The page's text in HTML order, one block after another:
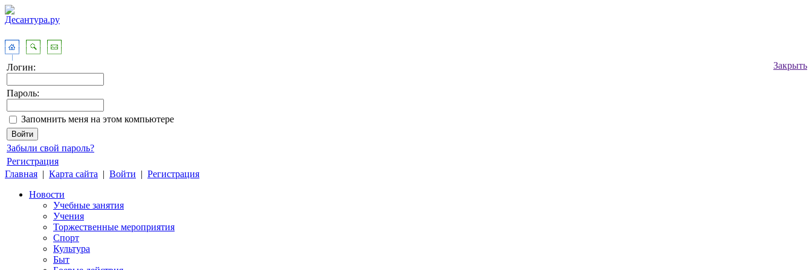
Закрыть
Логин:
Пароль:
Запомнить меня на этом компьютере
Забыли свой пароль?
Регистрация
Главная | Карта сайта | Войти | Регистрация
Новости
Учебные занятия
Учения
Торжественные мероприятия
Спорт
Культура
Быт